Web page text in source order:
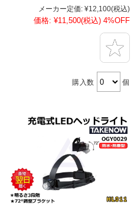
メーカー定価: ¥12,100(税込)
価格: ¥11,500(税込) 4%OFF
購入数 個